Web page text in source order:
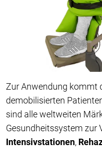
Zur Anwendung kommt
demobilisierten
sind alle weltweiten
Gesundheitssystem zur
Intensivstationen,